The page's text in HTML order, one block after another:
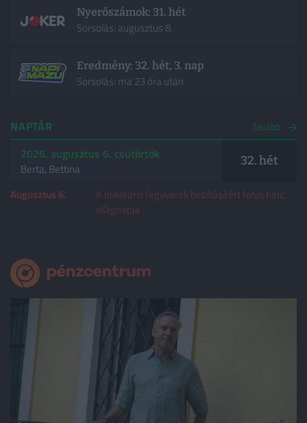
Nyerőszámok: 31. hét
Sorsolás: augusztus 8.
Eredmény: 32. hét, 3. nap
Sorsolás: ma 23 óra után
NAPTÁR Tovább
2026. augusztus 6. csütörtök
Berta, Bettina
32. hét
Augusztus 6.
A nukleáris fegyverek betiltásáért folyó harc
világnapja